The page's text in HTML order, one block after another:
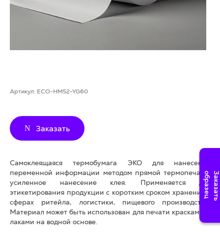
Артикул: ECO-HM52-YG60
Заказать
Самоклеящаяся термобумага ЭКО для нанесения
переменной информации методом прямой термопечати,
усиленное нанесение клея. Применяется для
этикетирования продукции с коротким сроком хранения в
сферах ритейла, логистики, пищевого производства.
Материал может быть использован для печати красками и
лаками на водной основе.
З
а
к
а
з
а
т
ь
о
б
р
а
з
е
ц